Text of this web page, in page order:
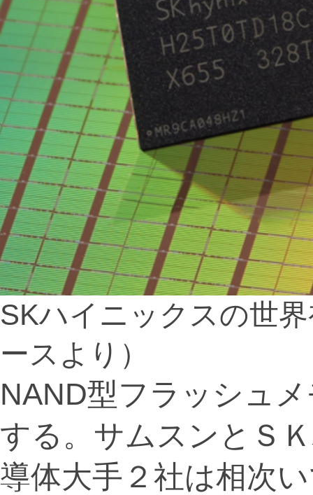
SKハイニックスの世
ースより）
NAND型フラッシュ
する。サムスンとＳ
導体大手２社は相次